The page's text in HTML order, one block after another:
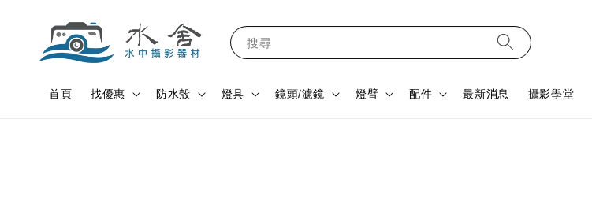
搜尋
首頁 找優惠 防水殼 燈具 鏡頭/濾鏡 燈臂 配件 最新消息 攝影學堂